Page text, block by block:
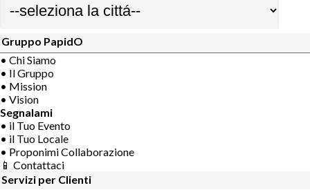
Gruppo PapidO
• Chi Siamo
• Il Gruppo
• Mission
• Vision
Segnalami
• il Tuo Evento
• il Tuo Locale
• Proponimi Collaborazione
📱 Contattaci
Servizi per Clienti